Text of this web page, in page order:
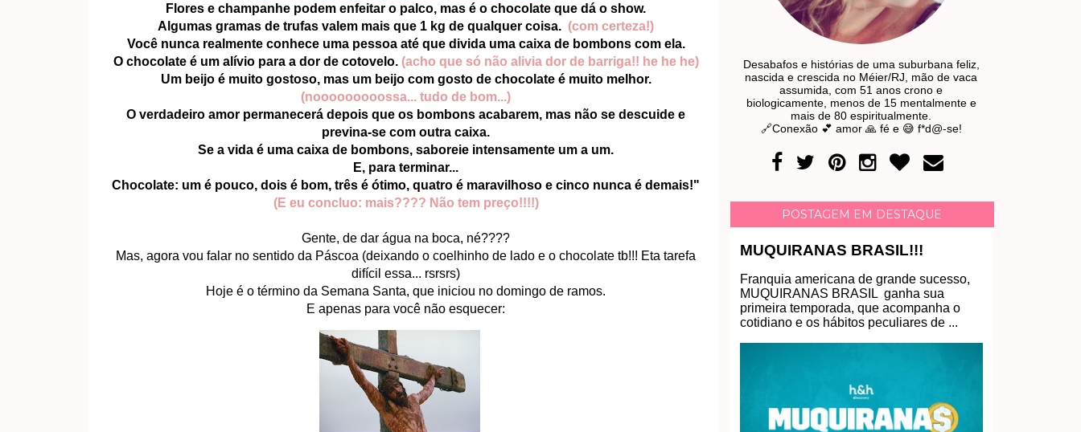
Flores e champanhe podem enfeitar o palco, mas é o chocolate que dá o show.
Algumas gramas de trufas valem mais que 1 kg de qualquer coisa. (com certeza!)
Você nunca realmente conhece uma pessoa até que divida uma caixa de bombons com ela.
O chocolate é um alívio para a dor de cotovelo.(acho que só não alivia dor de barriga!! he he he)
Um beijo é muito gostoso, mas um beijo com gosto de chocolate é muito melhor.
(nooooooooossa... tudo de bom...)
O verdadeiro amor permanecerá depois que os bombons acabarem, mas não se descuide e
previna-se com outra caixa.
Se a vida é uma caixa de bombons, saboreie intensamente um a um.
E, para terminar...
Chocolate: um é pouco, dois é bom, três é ótimo, quatro é maravilhoso e cinco nunca é demais!"
(E eu concluo: mais???? Não tem preço!!!!)
Gente, de dar água na boca, né????
Mas, agora vou falar no sentido da Páscoa (deixando o coelhinho de lado e o chocolate tb!!! Eta tarefa
difícil essa... rsrsrs)
Hoje é o término da Semana Santa, que iniciou no domingo de ramos.
E apenas para você não esquecer:
Desabafos e histórias de uma suburbana feliz,
nascida e crescida no Méier/RJ, mão de vaca
assumida, com 51 anos crono e
biologicamente, menos de 15 mentalmente e
mais de 80 espiritualmente.
🔗Conexão 💕 amor 🙏 fé e 😅 f*d@-se!
POSTAGEM EM DESTAQUE
MUQUIRANAS BRASIL!!!
Franquia americana de grande sucesso,
MUQUIRANAS BRASIL ganha sua
primeira temporada, que acompanha o
cotidiano e os hábitos peculiares de ...